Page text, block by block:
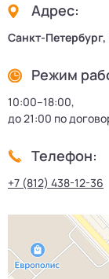
Адрес:
Санкт-Петербург,
Режим
10:00–18:00,
до 21:00 по
Телефон:
+7 (812) 438-12-36